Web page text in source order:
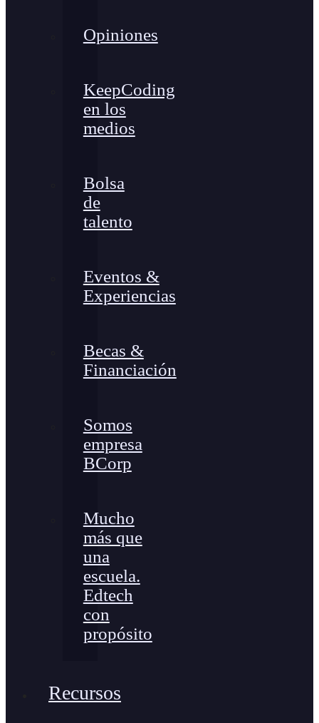
Opiniones
KeepCoding
en los
medios
Bolsa
de
talento
Eventos &
Experiencias
Becas &
Financiación
Somos
empresa
BCorp
Mucho
más que
una
escuela.
Edtech
con
propósito
Recursos